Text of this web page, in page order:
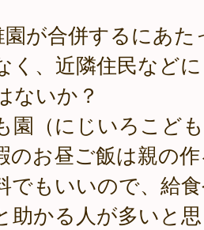
が合併するにあた
く、近隣住民など
ないか？
園（にじいろこど
のお昼ご飯は親の
でもいいので、給
助かる人が多いと